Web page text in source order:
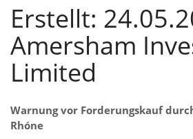
Erstellt:
Amersham
Limited
Warnung vor Forderungskauf
Rhóne